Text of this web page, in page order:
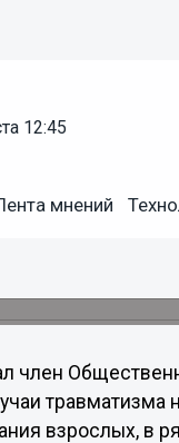
12:45
мнений
для
член
травматизма
взрослых, в